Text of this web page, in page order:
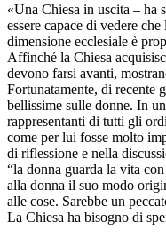
«Una Chiesa in uscita – ha
essere capace di vedere
dimensione ecclesiale è
Affinché la Chiesa
devono farsi avanti,
Fortunatamente, di recente
bellissime sulle donne. In
rappresentanti di tutti gli
come per lui fosse molto
di riflessione e nella
“la donna guarda la vita
alla donna il suo modo
alle cose. Sarebbe un
La Chiesa ha bisogno di